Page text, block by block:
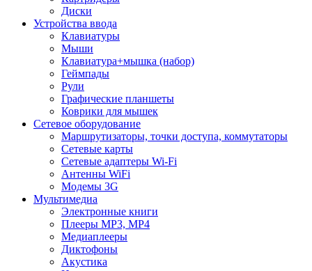
Диски
Устройства ввода
Клавиатуры
Мыши
Клавиатура+мышка (набор)
Геймпады
Рули
Графические планшеты
Коврики для мышек
Сетевое оборудование
Маршрутизаторы, точки доступа, коммутаторы
Сетевые карты
Сетевые адаптеры Wi-Fi
Антенны WiFi
Модемы 3G
Мультимедиа
Электронные книги
Плееры MP3, MP4
Медиаплееры
Диктофоны
Акустика